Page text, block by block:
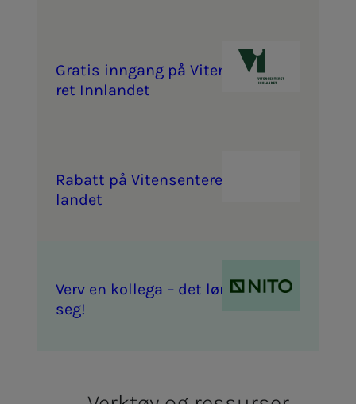
Gra­­­tis inn­­­­­gang på Vi­­­ten­­­sen­­­te­
ret Inn­­­lan­­­det
Ra­­­batt på Vi­­­ten­­­sen­­­te­ret Sør­
lan­­­det
Verv en kol­­­le­­­ga – det løn­­­ner
seg!